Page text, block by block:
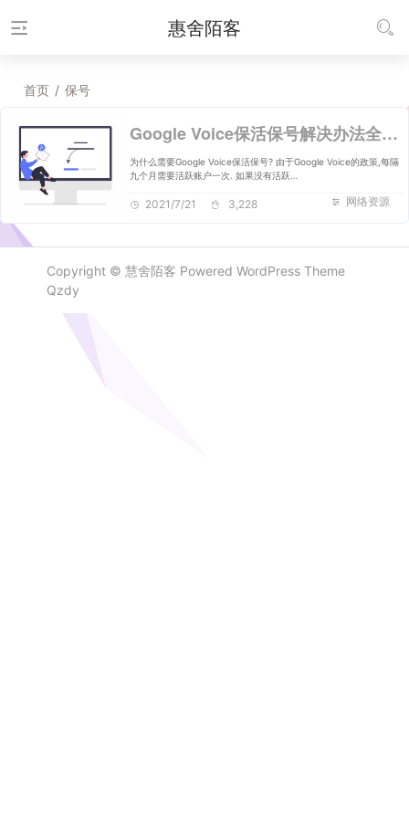
惠舍陌客
首页 / 保号
Google Voice保活保号解决办法全收集
为什么需要Google Voice保活保号? 由于Google Voice的政策,每隔
九个月需要活跃账户一次. 如果没有活跃…
网络资源
2021/7/21 3,228
Copyright © 慧舍陌客 Powered WordPressTheme
Qzdy